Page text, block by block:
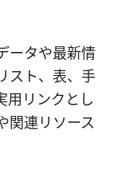
ータや最新情
スト、表、手
用リンクとし
関連リソース